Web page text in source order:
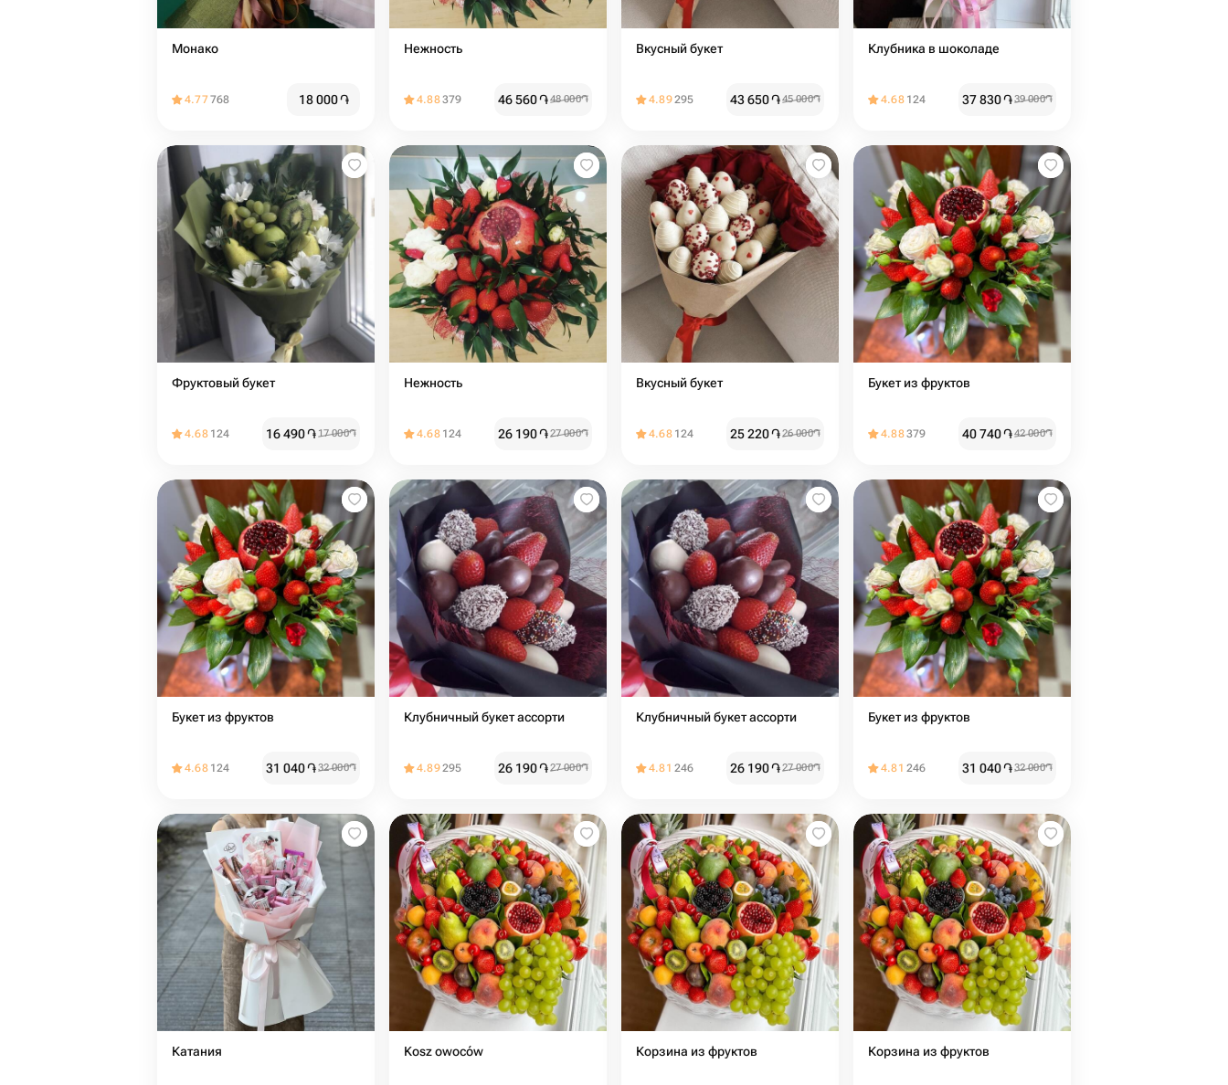
Монако
4.77768 18 000֏
Нежность
4.88379 46 560֏48 000֏
Вкусный букет
4.89295 43 650֏45 000֏
Клубника в шоколаде
4.68 124 37 830֏39 000֏
Фруктовый букет
4.68 124 16 490֏17 000֏
Нежность
4.68 124 26 190֏27 000֏
Вкусный букет
4.68 124 25 220֏26 000֏
Букет из фруктов
4.88379 40 740֏42 000֏
Букет из фруктов
4.68 124 31 040֏32 000֏
Клубничный букет ассорти
4.89295 26 190֏27 000֏
Клубничный букет ассорти
4.81 246 26 190֏27 000֏
Букет из фруктов
4.81 246 31 040֏32 000֏
Катания Kosz owoców Корзина из фруктов Корзина из фруктов